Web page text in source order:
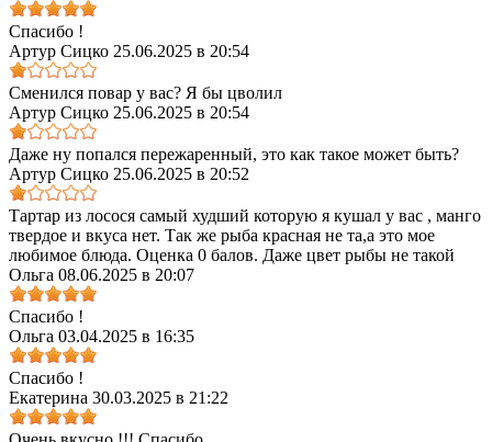
Спасибо !
Артур Сицко 25.06.2025 в 20:54
Сменился повар у вас? Я бы цволил
Артур Сицко 25.06.2025 в 20:54
Даже ну попался пережаренный, это как такое может быть?
Артур Сицко 25.06.2025 в 20:52
Тартар из лосося самый худший которую я кушал у вас , манго
твердое и вкуса нет. Так же рыба красная не та,а это мое
любимое блюда. Оценка 0 балов. Даже цвет рыбы не такой
Ольга 08.06.2025 в 20:07
Спасибо !
Ольга 03.04.2025 в 16:35
Спасибо !
Екатерина 30.03.2025 в 21:22